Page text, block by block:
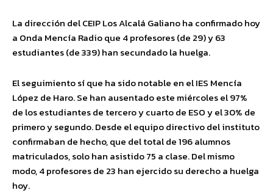
La dirección del CEIP Los Alcalá Galiano ha confirmado hoy
a Onda Mencía Radio que 4 profesores (de 29) y 63
estudiantes (de 339) han secundado la huelga.
El seguimiento sí que ha sido notable en el IES Mencía
López de Haro. Se han ausentado este miércoles el 97%
de los estudiantes de tercero y cuarto de ESO y el 30% de
primero y segundo. Desde el equipo directivo del instituto
confirmaban de hecho, que del total de 196 alumnos
matriculados, solo han asistido 75 a clase. Del mismo
modo, 4 profesores de 23 han ejercido su derecho a huelga
hoy.